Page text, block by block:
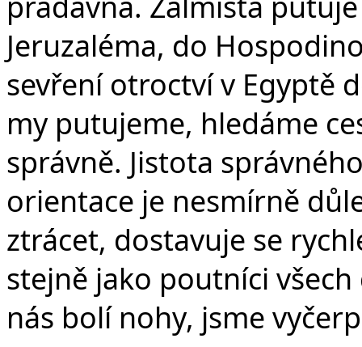
Jeruzaléma, do
sevření otroctví v Egyptě
my putujeme, hledáme
správně. Jistota
orientace je nesmírně
ztrácet, dostavuje se
stejně jako poutníci
nás bolí nohy, jsme